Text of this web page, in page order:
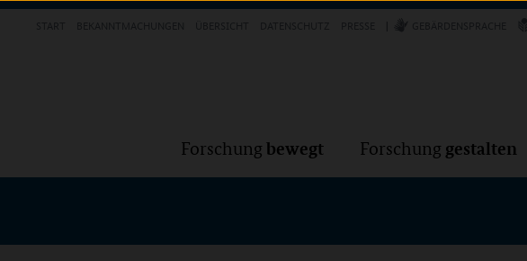
Forschung bewegt Forschung gestalten
Forschung Forschung